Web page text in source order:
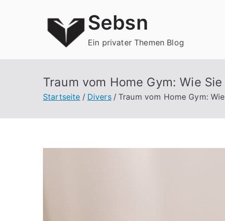
Sebsn
Ein privater Themen Blog
Traum vom Home Gym: Wie
Startseite Divers Traum vom Home Gym: